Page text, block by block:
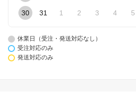
30 31 1 2 3 4 5
休業日（受注・発送対応なし）
受注対応のみ
発送対応のみ